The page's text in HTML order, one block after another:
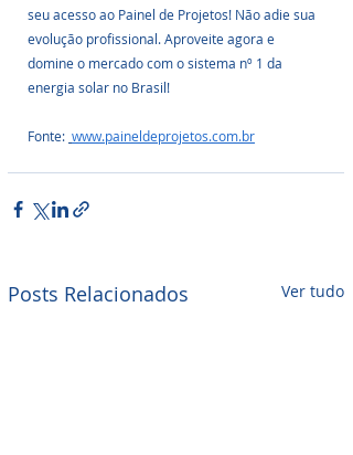
seu acesso ao Painel de Projetos! Não adie sua
evolução profissional. Aproveite agora e
domine o mercado com o sistema nº 1 da
energia solar no Brasil!
Fonte: www.paineldeprojetos.com.br
Posts Relacionados Ver tudo